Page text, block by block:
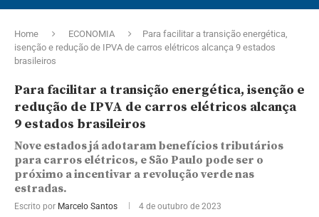
Home ECONOMIA
Para facilitar a transição energética,
isenção e redução de IPVA de carros elétricos alcança 9 estados
brasileiros
Para facilitar a transição energética, isenção e
redução de IPVA de carros elétricos alcança
9 estados brasileiros
Nove estados já adotaram benefícios tributários
para carros elétricos, e São Paulo pode ser o
próximo a incentivar a revolução verde nas
estradas.
Escrito por Marcelo Santos 4 de outubro de 2023